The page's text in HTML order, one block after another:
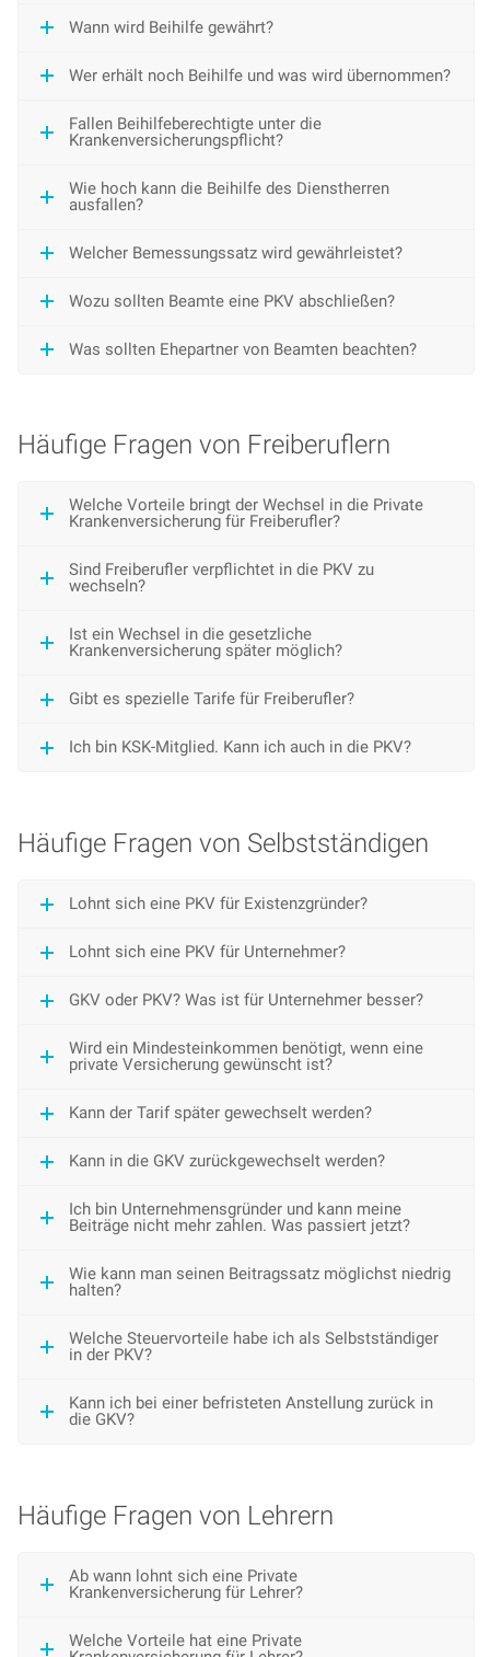
Wann wird Beihilfe gewährt?
Wer erhält noch Beihilfe und was wird übernommen?
Fallen Beihilfeberechtigte unter die
Krankenversicherungspflicht?
Wie hoch kann die Beihilfe des Dienstherren
ausfallen?
Welcher Bemessungssatz wird gewährleistet?
Wozu sollten Beamte eine PKV abschließen?
Was sollten Ehepartner von Beamten beachten?
Häufige Fragen von Freiberuflern
Welche Vorteile bringt der Wechsel in die Private
Krankenversicherung für Freiberufler?
Sind Freiberufler verpflichtet in die PKV zu
wechseln?
Ist ein Wechsel in die gesetzliche
Krankenversicherung später möglich?
Gibt es spezielle Tarife für Freiberufler?
Ich bin KSK-Mitglied. Kann ich auch in die PKV?
Häufige Fragen von Selbstständigen
Lohnt sich eine PKV für Existenzgründer?
Lohnt sich eine PKV für Unternehmer?
GKV oder PKV? Was ist für Unternehmer besser?
Wird ein Mindesteinkommen benötigt, wenn eine
private Versicherung gewünscht ist?
Kann der Tarif später gewechselt werden?
Kann in die GKV zurückgewechselt werden?
Ich bin Unternehmensgründer und kann meine
Beiträge nicht mehr zahlen. Was passiert jetzt?
Wie kann man seinen Beitragssatz möglichst niedrig
halten?
Welche Steuervorteile habe ich als Selbstständiger
in der PKV?
Kann ich bei einer befristeten Anstellung zurück in
die GKV?
Häufige Fragen von Lehrern
Ab wann lohnt sich eine Private
Krankenversicherung für Lehrer?
Welche Vorteile hat eine Private